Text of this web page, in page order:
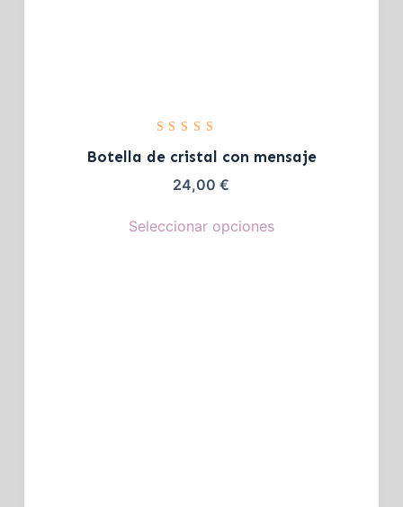
con5.00
de 5
Botella de cristal con mensaje
24,00€
Seleccionar opciones